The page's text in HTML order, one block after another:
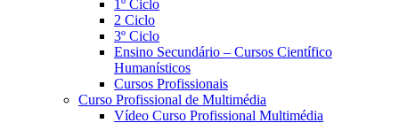
1º Ciclo
2 Ciclo
3º Ciclo
Ensino Secundário – Cursos Científico
Humanísticos
Cursos Profissionais
Curso Profissional de Multimédia
Vídeo Curso Profissional Multimédia